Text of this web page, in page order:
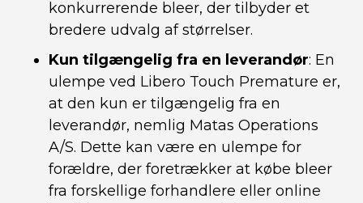
konkurrerende bleer, der tilbyder et
bredere udvalg af størrelser.
Kun tilgængelig fra en leverandør: En
ulempe ved Libero Touch Premature er,
at den kun er tilgængelig fra en
leverandør, nemlig Matas Operations
A/S. Dette kan være en ulempe for
forældre, der foretrækker at købe bleer
fra forskellige forhandlere eller online